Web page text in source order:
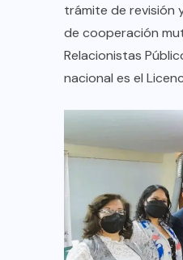
trámite de revisión
de cooperación
Relacionistas
nacional es el